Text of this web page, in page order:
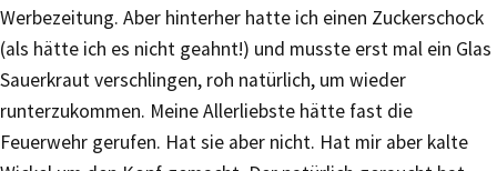
Werbezeitung. Aber hinterher hatte ich einen Zuckerschock
(als hätte ich es nicht geahnt!) und musste erst mal ein Glas
Sauerkraut verschlingen, roh natürlich, um wieder
runterzukommen. Meine Allerliebste hätte fast die
Feuerwehr gerufen. Hat sie aber nicht. Hat mir aber kalte